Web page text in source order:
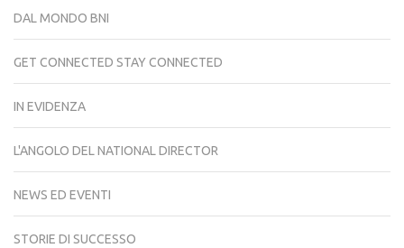
DAL MONDO BNI
GET CONNECTED STAY CONNECTED
IN EVIDENZA
L'ANGOLO DEL NATIONAL DIRECTOR
NEWS ED EVENTI
STORIE DI SUCCESSO